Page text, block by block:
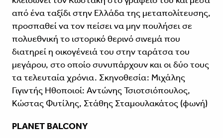
από ένα ταξίδι στην Ελλάδα της μεταπολίτευσης,
προσπαθεί να τον πείσει να μην πουλήσει σε
πολυεθνική το ιστορικό θερινό σινεμά που
διατηρεί η οικογένειά του στην ταράτσα του
μεγάρου, στο οποίο συνυπάρχουν και οι δύο τους
τα τελευταία χρόνια. Σκηνοθεσία: Μιχάλης
Γιγιντής Ηθοποιοί: Αντώνης Τσιοτσιόπουλος,
Κώστας Φυτίλης, Στάθης Σταμουλακάτος (φωνή)
PLANET BALCONY